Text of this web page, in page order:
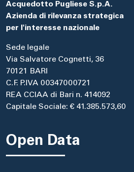
Acquedotto Pugliese S.p.A.
Azienda di rilevanza strategica
per l'interesse nazionale
Sede legale
Via Salvatore Cognetti, 36
70121 BARI
C.F. P.IVA 00347000721
REA CCIAA di Bari n. 414092
Capitale Sociale: € 41.385.573,60
Open Data